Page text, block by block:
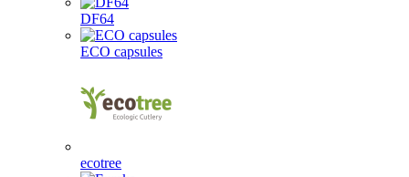
DF64
ECO capsules
ecotree